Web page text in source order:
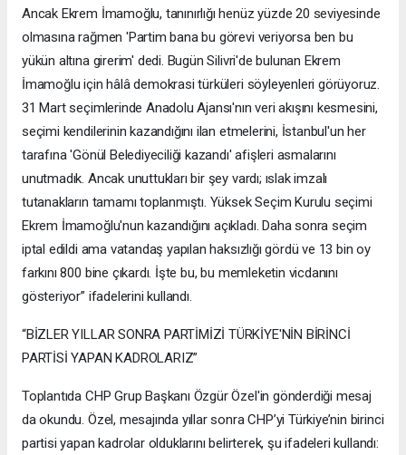
Ancak Ekrem İmamoğlu, tanınırlığı henüz yüzde 20 seviyesinde
olmasına rağmen 'Partim bana bu görevi veriyorsa ben bu
yükün altına girerim' dedi. Bugün Silivri'de bulunan Ekrem
İmamoğlu için hâlâ demokrasi türküleri söyleyenleri görüyoruz.
31 Mart seçimlerinde Anadolu Ajansı'nın veri akışını kesmesini,
seçimi kendilerinin kazandığını ilan etmelerini, İstanbul'un her
tarafına 'Gönül Belediyeciliği kazandı' afişleri asmalarını
unutmadık. Ancak unuttukları bir şey vardı; ıslak imzalı
tutanakların tamamı toplanmıştı. Yüksek Seçim Kurulu seçimi
Ekrem İmamoğlu'nun kazandığını açıkladı. Daha sonra seçim
iptal edildi ama vatandaş yapılan haksızlığı gördü ve 13 bin oy
farkını 800 bine çıkardı. İşte bu, bu memleketin vicdanını
gösteriyor” ifadelerini kullandı.
“BİZLER YILLAR SONRA PARTİMİZİ TÜRKİYE'NİN BİRİNCİ
PARTİSİ YAPAN KADROLARIZ”
Toplantıda CHP Grup Başkanı Özgür Özel'in gönderdiği mesaj
da okundu. Özel, mesajında yıllar sonra CHP’yi Türkiye’nin birinci
partisi yapan kadrolar olduklarını belirterek, şu ifadeleri kullandı: